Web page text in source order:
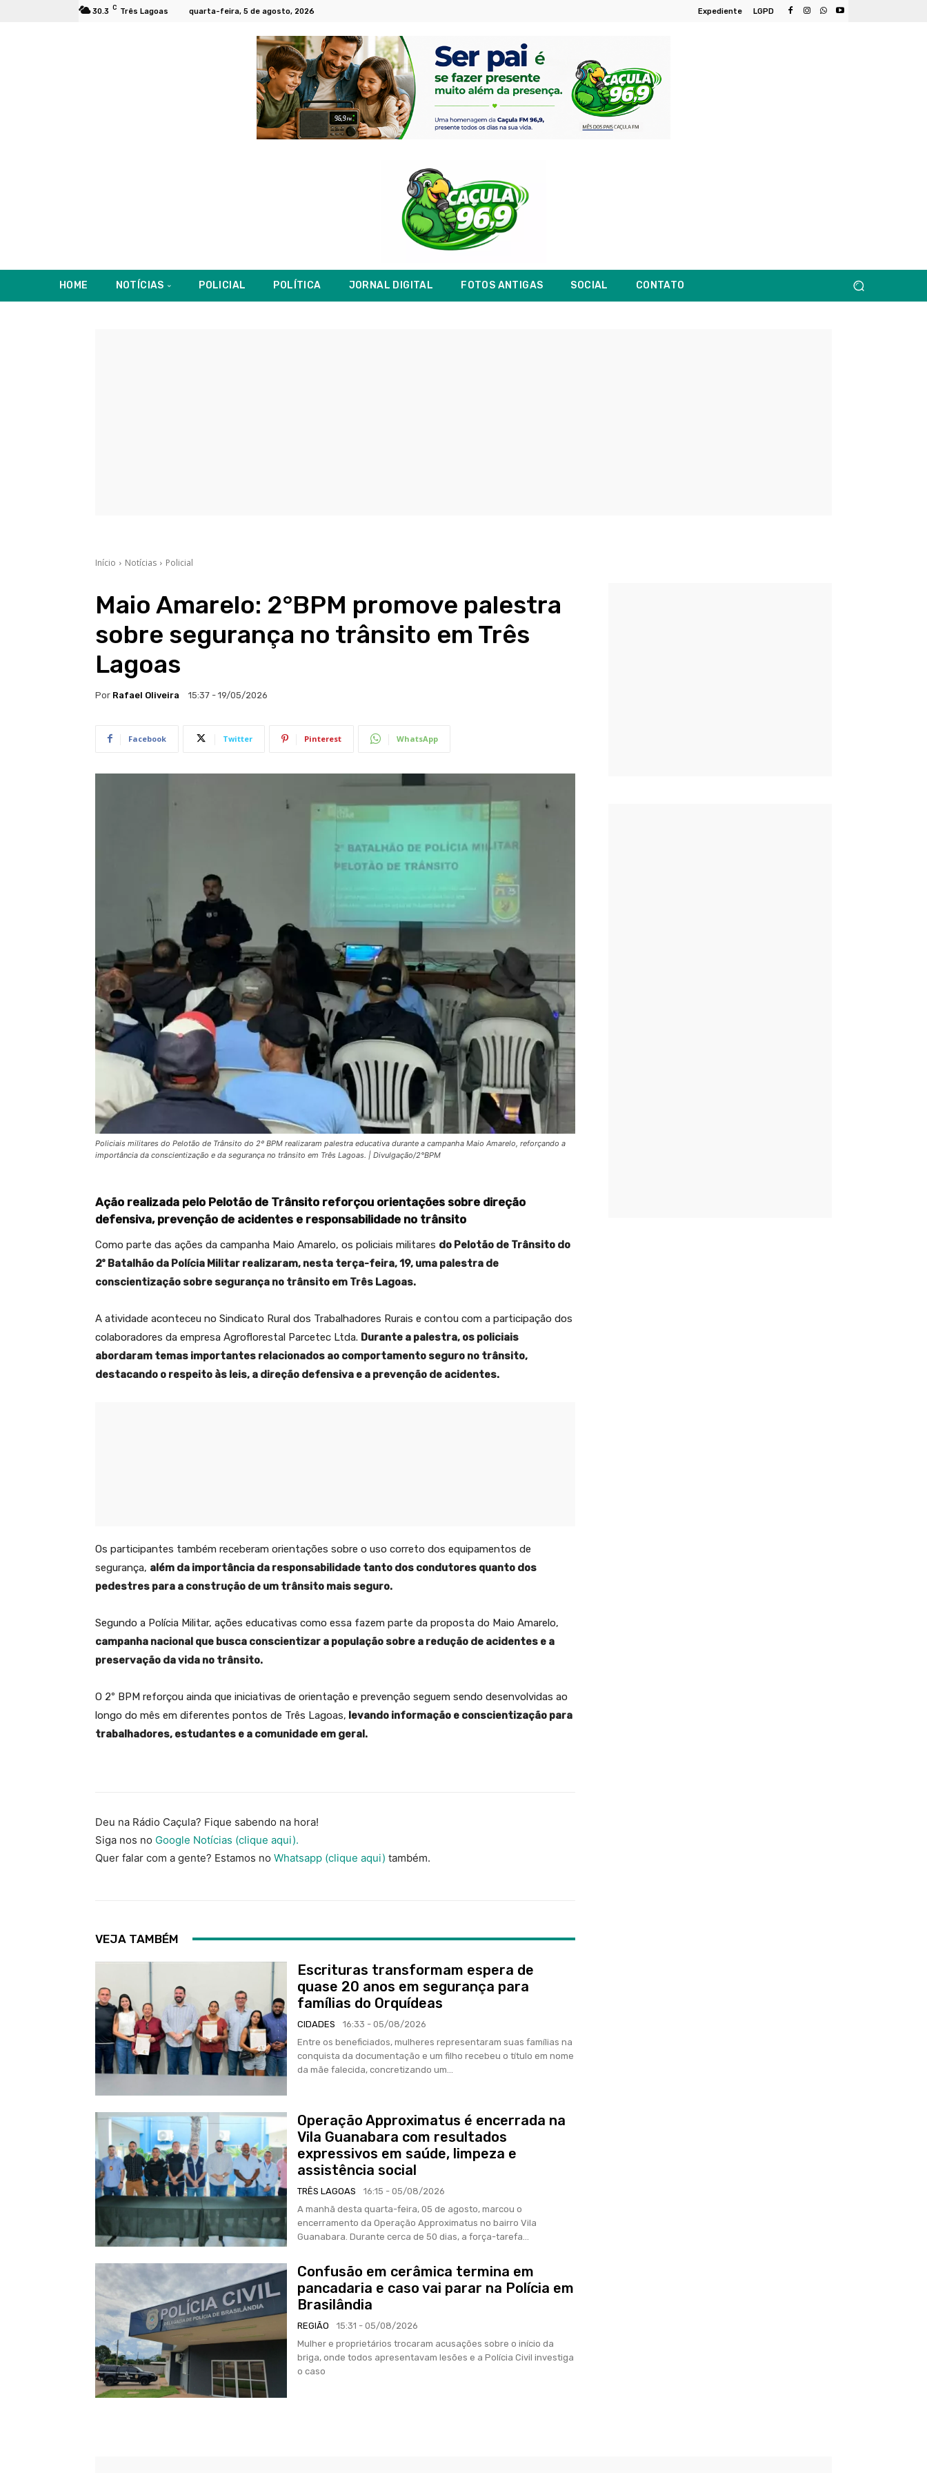
30.3 C Três Lagoas quarta-feira, 5 de agosto, 2026 Expediente LGPD
HOME NOTÍCIAS POLICIAL POLÍTICA JORNAL DIGITAL FOTOS ANTIGAS SOCIAL CONTATO
Início Notícias Policial
Maio Amarelo: 2°BPM promove palestra
sobre segurança no trânsito em Três
Lagoas
Por Rafael Oliveira 15:37 - 19/05/2026
Facebook Twitter Pinterest WhatsApp
Policiais militares do Pelotão de Trânsito do 2º BPM realizaram palestra educativa durante a campanha Maio Amarelo, reforçando a
importância da conscientização e da segurança no trânsito em Três Lagoas. | Divulgação/2°BPM
Ação realizada pelo Pelotão de Trânsito reforçou orientações sobre direção
defensiva, prevenção de acidentes e responsabilidade no trânsito
Como parte das ações da campanha Maio Amarelo, os policiais militares do Pelotão de Trânsito do
2º Batalhão da Polícia Militar realizaram, nesta terça-feira, 19, uma palestra de
conscientização sobre segurança no trânsito em Três Lagoas.
A atividade aconteceu no Sindicato Rural dos Trabalhadores Rurais e contou com a participação dos
colaboradores da empresa Agroflorestal Parcetec Ltda. Durante a palestra, os policiais
abordaram temas importantes relacionados ao comportamento seguro no trânsito,
destacando o respeito às leis, a direção defensiva e a prevenção de acidentes.
Os participantes também receberam orientações sobre o uso correto dos equipamentos de
segurança, além da importância da responsabilidade tanto dos condutores quanto dos
pedestres para a construção de um trânsito mais seguro.
Segundo a Polícia Militar, ações educativas como essa fazem parte da proposta do Maio Amarelo,
campanha nacional que busca conscientizar a população sobre a redução de acidentes e a
preservação da vida no trânsito.
O 2º BPM reforçou ainda que iniciativas de orientação e prevenção seguem sendo desenvolvidas ao
longo do mês em diferentes pontos de Três Lagoas, levando informação e conscientização para
trabalhadores, estudantes e a comunidade em geral.
Deu na Rádio Caçula? Fique sabendo na hora!
Siga nos no Google Notícias (clique aqui).
Quer falar com a gente? Estamos no Whatsapp (clique aqui) também.
VEJA TAMBÉM
Escrituras transformam espera de
quase 20 anos em segurança para
famílias do Orquídeas
CIDADES
16:33 - 05/08/2026
Entre os beneficiados, mulheres representaram suas famílias na
conquista da documentação e um filho recebeu o título em nome
da mãe falecida, concretizando um...
Operação Approximatus é encerrada na
Vila Guanabara com resultados
expressivos em saúde, limpeza e
assistência social
TRÊS LAGOAS
16:15 - 05/08/2026
A manhã desta quarta-feira, 05 de agosto, marcou o
encerramento da Operação Approximatus no bairro Vila
Guanabara. Durante cerca de 50 dias, a força-tarefa...
Confusão em cerâmica termina em
pancadaria e caso vai parar na Polícia em
Brasilândia
REGIÃO
15:31 - 05/08/2026
Mulher e proprietários trocaram acusações sobre o início da
briga, onde todos apresentavam lesões e a Polícia Civil investiga
o caso